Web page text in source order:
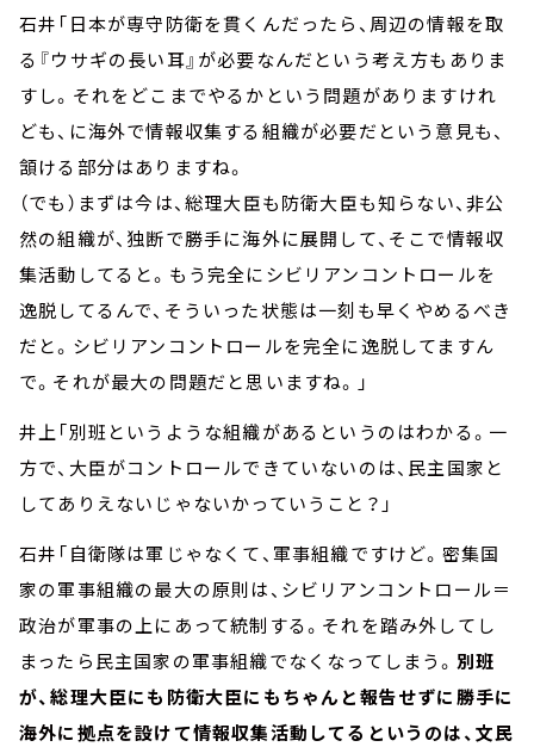
石井「日本が専守防衛を貫くんだったら、周辺の情報を取
る『ウサギの長い耳』が必要なんだという考え方もありま
すし。それをどこまでやるかという問題がありますけれ
ども、に海外で情報収集する組織が必要だという意見も、
頷ける部分はありますね。
（でも）まずは今は、総理大臣も防衛大臣も知らない、非公
然の組織が、独断で勝手に海外に展開して、そこで情報収
集活動してると。もう完全にシビリアンコントロールを
逸脱してるんで、そういった状態は一刻も早くやめるべき
だと。シビリアンコントロールを完全に逸脱してますん
で。それが最大の問題だと思いますね。」
井上「別班というような組織があるというのはわかる。一
方で、大臣がコントロールできていないのは、民主国家と
してありえないじゃないかっていうこと？」
石井「自衛隊は軍じゃなくて、軍事組織ですけど。密集国
家の軍事組織の最大の原則は、シビリアンコントロール＝
政治が軍事の上にあって統制する。それを踏み外してし
まったら民主国家の軍事組織でなくなってしまう。 別班
が、総理大臣にも防衛大臣にもちゃんと報告せずに勝手に
海外に拠点を設けて情報収集活動してるというのは、文民